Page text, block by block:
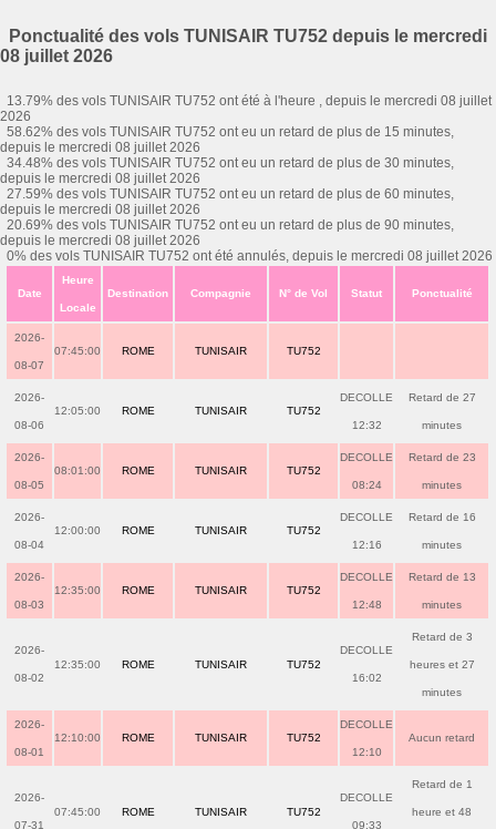
Ponctualité des vols TUNISAIR TU752 depuis le mercredi
08 juillet 2026
13.79% des vols TUNISAIR TU752 ont été à l'heure , depuis le mercredi 08 juillet
2026
58.62% des vols TUNISAIR TU752 ont eu un retard de plus de 15 minutes,
depuis le mercredi 08 juillet 2026
34.48% des vols TUNISAIR TU752 ont eu un retard de plus de 30 minutes,
depuis le mercredi 08 juillet 2026
27.59% des vols TUNISAIR TU752 ont eu un retard de plus de 60 minutes,
depuis le mercredi 08 juillet 2026
20.69% des vols TUNISAIR TU752 ont eu un retard de plus de 90 minutes,
depuis le mercredi 08 juillet 2026
0% des vols TUNISAIR TU752 ont été annulés, depuis le mercredi 08 juillet 2026
Date
Heure
Locale
Destination Compagnie N° de Vol Statut Ponctualité
2026-
08-07
07:45:00 ROME TUNISAIR TU752
2026-
08-06
12:05:00 ROME TUNISAIR TU752
DECOLLE
12:32
Retard de 27
minutes
2026-
08-05
08:01:00 ROME TUNISAIR TU752
DECOLLE
08:24
Retard de 23
minutes
2026-
08-04
12:00:00 ROME TUNISAIR TU752
DECOLLE
12:16
Retard de 16
minutes
2026-
08-03
12:35:00 ROME TUNISAIR TU752
DECOLLE
12:48
Retard de 13
minutes
2026-
08-02
12:35:00 ROME TUNISAIR TU752
DECOLLE
16:02
Retard de 3
heures et 27
minutes
2026-
08-01
12:10:00 ROME TUNISAIR TU752
DECOLLE
12:10
Aucun retard
2026-
07-31
07:45:00 ROME TUNISAIR TU752
DECOLLE
09:33
Retard de 1
heure et 48